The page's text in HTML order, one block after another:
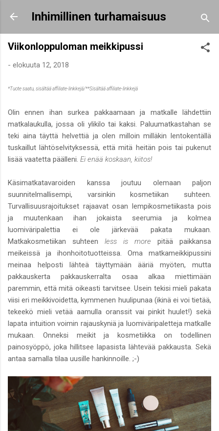
Siirry pääsisältöön
Inhimillinen turhamaisuus
Viikonloppuloman meikkipussi
- elokuuta 12, 2018
*Tuote saatu, sisältää affiliate-linkkejä/**Sisältää affiliate-linkkejä
Olin ennen ihan surkea pakkaamaan ja matkalle lähdettiin
matkalaukulla, jossa oli ylikilo tai kaksi. Paluumatkastahan se
teki aina täyttä helvettiä ja olen milloin milläkin lentokentällä
tuskaillut lähtöselvityksessä, että mitä heitän pois tai pukenut
lisää vaatetta päälleni. Ei enää koskaan, kiitos!
Käsimatkatavaroiden kanssa joutuu olemaan paljon
suunnitelmallisempi, varsinkin kosmetiikan suhteen.
Turvallisuusrajoitukset rajaavat osan lempikosmetiikasta pois
ja muutenkaan ihan jokaista seerumia ja kolmea
luomiväripalettia ei ole järkevää pakata mukaan.
Matkakosmetiikan suhteen less is more pitää paikkansa
meikeissä ja ihonhoitotuotteissa. Oma matkameikkipussini
meinaa helposti lähteä täyttymään ääriä myöten, mutta
pakkauskerta pakkauskerralta osaa alkaa miettimään
paremmin, että mitä oikeasti tarvitsee. Usein tekisi mieli pakata
viisi eri meikkivoidetta, kymmenen huulipunaa (ikinä ei voi tietää,
tekeekö mieli vetää aamulla oranssit vai pinkit huulet!) sekä
lapata intuition voimin rajauskyniä ja luomiväripaletteja matkalle
mukaan. Onneksi meikit ja kosmetiikka on todellinen
painosyöppö, joka hillitsee lapasista lähtevää pakkausta. Sekä
antaa samalla tilaa uusille hankinnoille. ;-)